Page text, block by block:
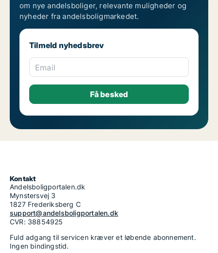
om nye andelsboliger, relevante muligheder og
nyheder fra andelsboligmarkedet.
Tilmeld nyhedsbrev
Email
Kontakt
Andelsboligportalen.dk
Mynstersvej 3
1827 Frederiksberg C
support@andelsboligportalen.dk
CVR: 38854925
Fuld adgang til servicen kræver et løbende abonnement.
Ingen bindingstid.